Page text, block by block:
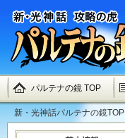
新・光神話パルテナの鏡TOP
パルテナの鏡 TOP